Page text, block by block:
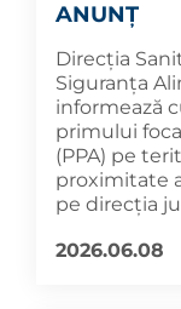
ANUNȚ
Direcția
Siguranța
informează
primului
(PPA) pe
proximitate
pe direcția
2026.06.08